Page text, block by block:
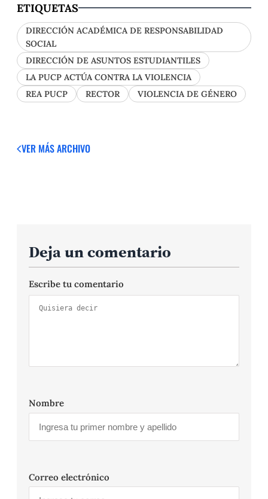
ETIQUETAS
DIRECCIÓN ACADÉMICA DE RESPONSABILIDAD
SOCIAL
DIRECCIÓN DE ASUNTOS ESTUDIANTILES
LA PUCP ACTÚA CONTRA LA VIOLENCIA
REA PUCP
RECTOR VIOLENCIA DE GÉNERO
VER MÁSARCHIVO
Deja un comentario
Escribe tu comentario
Nombre
Correo electrónico